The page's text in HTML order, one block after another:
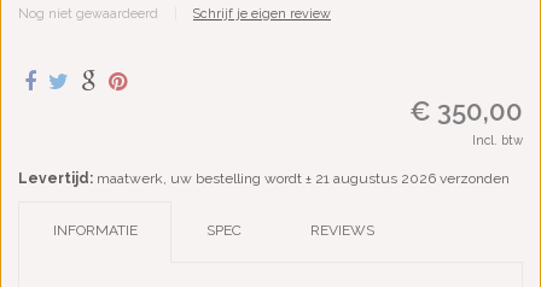
Nog niet gewaardeerd Schrijf je eigen review
€ 350,00
Incl. btw
Levertijd: maatwerk, uw bestelling wordt ± 21 augustus 2026 verzonden
INFORMATIE SPEC REVIEWS